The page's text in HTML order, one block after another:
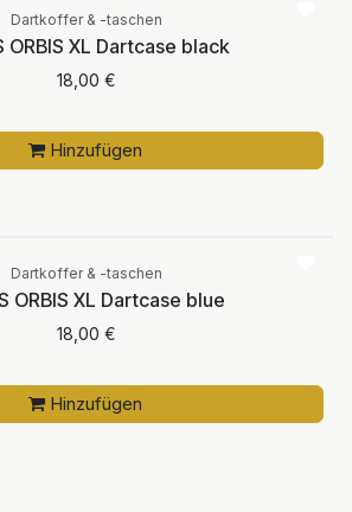
Dartkoffer & -taschen
ORBIS XL Dartcase black
18,00 €
Hinzufügen
Dartkoffer & -taschen
ORBIS XL Dartcase blue
18,00 €
Hinzufügen